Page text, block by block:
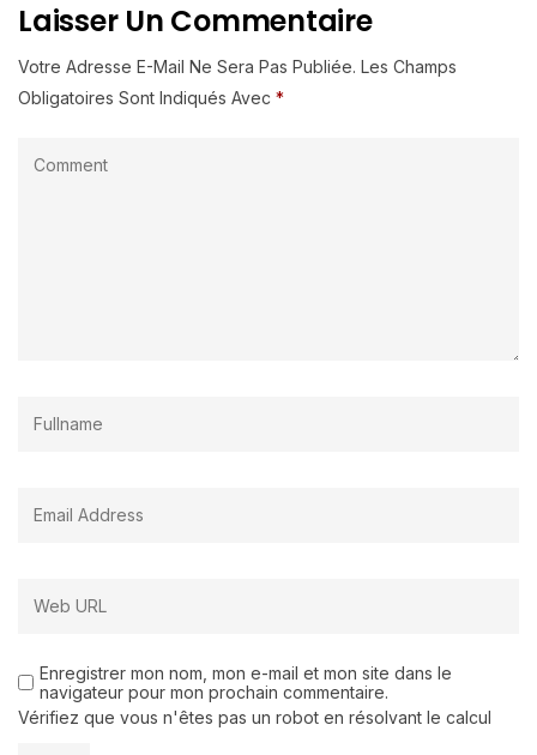
Laisser Un Commentaire
Votre Adresse E-Mail Ne Sera Pas Publiée. Les Champs
Obligatoires Sont Indiqués Avec *
Enregistrer mon nom, mon e-mail et mon site dans le
navigateur pour mon prochain commentaire.
Vérifiez que vous n'êtes pas un robot en résolvant le calcul